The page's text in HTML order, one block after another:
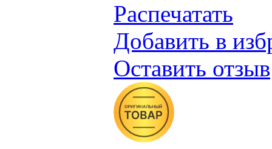
Распечатать
Добавить в
Оставить отзыв